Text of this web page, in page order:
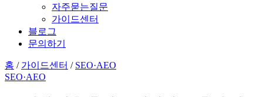
자주묻는질문
가이드센터
블로그
문의하기
홈 / 가이드센터 / SEO·AEO
SEO·AEO